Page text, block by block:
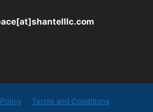
Terms and Conditions